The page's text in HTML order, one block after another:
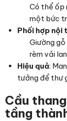
Có thể ốp
một bức
Phối hợp nội
Giường gỗ
rèm vải
Hiệu quả:
tưởng để thư
Cầu
tầng